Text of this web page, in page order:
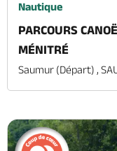
Nautique
PARCOURS
MÉNITRÉ
Saumur (départ) ,